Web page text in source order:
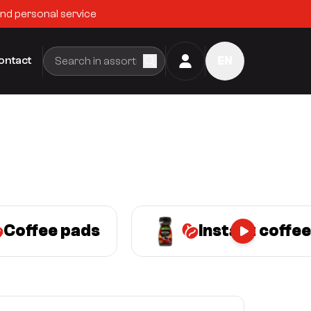
personal service
Coffee pads Instant coffee